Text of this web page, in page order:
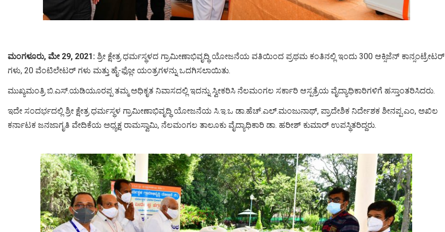
ಮಂಗಳೂರು, ಮೇ 29, 2021: ಶ್ರೀ ಕ್ಷೇತ್ರ ಧರ್ಮಸ್ಥಳದ ಗ್ರಾಮೀಣಾಭಿವೃದ್ಧಿ ಯೋಜನೆಯ ವತಿಯಿಂದ ಪ್ರಥಮ ಕಂತಿನಲ್ಲಿ ಇಂದು 300 ಆಕ್ಸಿಜೆನ್ ಕಾನ್ಸಂಟ್ರೇಟರ್
ಗಳು, 20 ವೆಂಟಿಲೇಟರ್ ಗಳು ಮತ್ತು ಹೈ-ಫ್ಲೋ ಯಂತ್ರಗಳನ್ನು ಒದಗಿಸಲಾಯಿತು.
ಮುಖ್ಯಮಂತ್ರಿ ಬಿ.ಎಸ್.ಯಡಿಯೂರಪ್ಪ ತಮ್ಮ ಅಧಿಕೃತ ನಿವಾಸದಲ್ಲಿ ಇದನ್ನು ಸ್ವೀಕರಿಸಿ ನೆಲಮಂಗಲ ಸರ್ಕಾರಿ ಆಸ್ಪತ್ರೆಯ ವೈದ್ಯಾಧಿಕಾರಿಗಳಿಗೆ ಹಸ್ತಾಂತರಿಸಿದರು.
ಇದೇ ಸಂದರ್ಭದಲ್ಲಿ ಶ್ರೀ ಕ್ಷೇತ್ರ ಧರ್ಮಸ್ಥಳ ಗ್ರಾಮೀಣಾಭಿವೃದ್ಧಿ ಯೋಜನೆಯ ಸಿ.ಇ.ಒ ಡಾ.ಹೆಚ್.ಎಲ್.ಮಂಜುನಾಥ್, ಪ್ರಾದೇಶಿಕ ನಿರ್ದೇಶಕ ಶೀನಪ್ಪ.ಎಂ, ಅಖಿಲ
ಕರ್ನಾಟಕ ಜನಜಾಗೃತಿ ವೇದಿಕೆಯ ಅಧ್ಯಕ್ಷ ರಾಮಸ್ವಾಮಿ, ನೆಲಮಂಗಲ ತಾಲೂಕು ವೈದ್ಯಾಧಿಕಾರಿ ಡಾ. ಹರೀಶ್ ಕುಮಾರ್ ಉಪಸ್ಥಿತರಿದ್ದರು.